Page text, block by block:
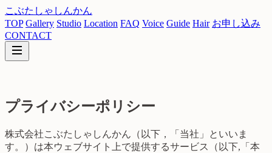
こぶたしゃしんかん
TOP Gallery Studio Location FAQ Voice Guide Hair お申し込み
CONTACT
プライバシーポリシー
株式会社こぶたしゃしんかん（以下，「当社」といいま
す。）は本ウェブサイト上で提供するサービス（以下,「本